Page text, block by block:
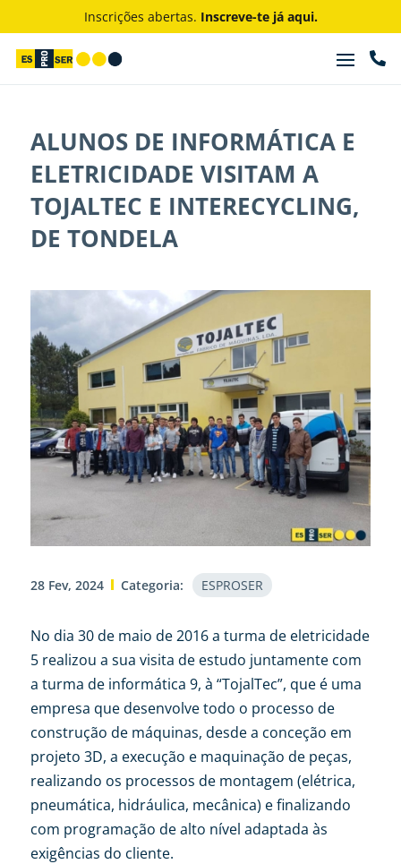
Inscrições abertas. Inscreve-te já aqui.

ALUNOS DE INFORMÁTICA E
ELETRICIDADE VISITAM A
TOJALTEC E INTERECYCLING,
DE TONDELA
28 Fev, 2024 Categoria: ESPROSER
No dia 30 de maio de 2016 a turma de eletricidade
5 realizou a sua visita de estudo juntamente com
a turma de informática 9, à “TojalTec”, que é uma
empresa que desenvolve todo o processo de
construção de máquinas, desde a conceção em
projeto 3D, a execução e maquinação de peças,
realizando os processos de montagem (elétrica,
pneumática, hidráulica, mecânica) e finalizando
com programação de alto nível adaptada às
exigências do cliente.